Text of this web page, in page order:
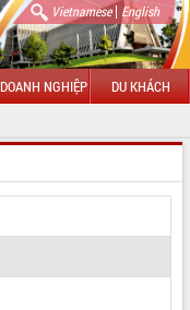
Vietnamese| English
DOANH NGHIỆP DU KHÁCH